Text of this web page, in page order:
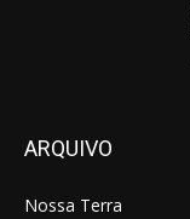
ARQUIVO
Nossa Terra